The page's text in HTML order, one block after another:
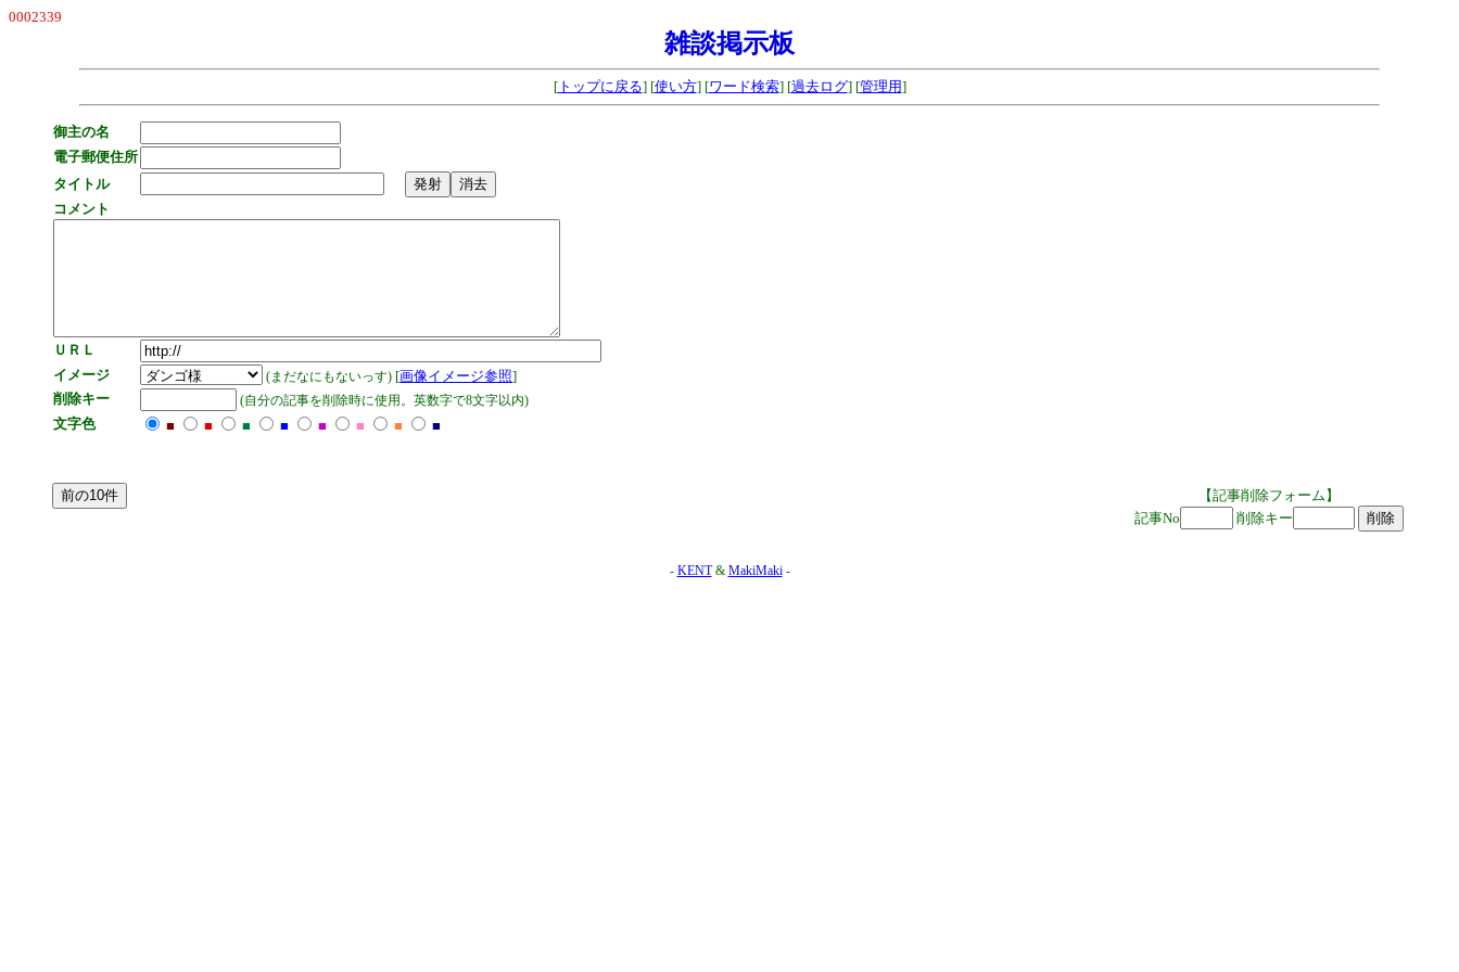
0002339
雑談掲示板
[トップに戻る] [使い方] [ワード検索] [過去ログ] [管理用]
御主の名
電子郵便住所
タイトル
コメント
ＵＲＬ
イメージ
(まだなにもないっす) [画像イメージ参照]
削除キー
(自分の記事を削除時に使用。英数字で8文字以内)
文字色 ■ ■ ■ ■ ■ ■ ■ ■
【記事削除フォーム】
記事No
削除キー
- KENT& MakiMaki-